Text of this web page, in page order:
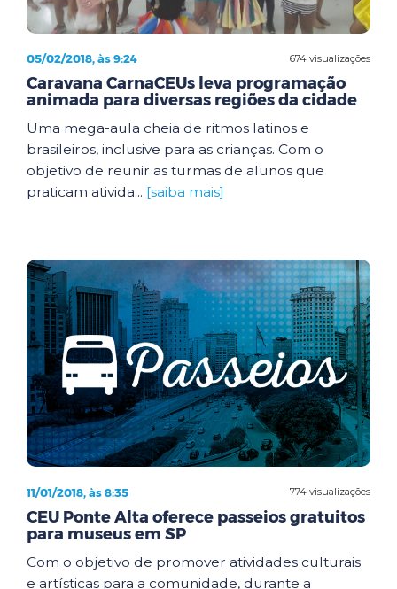
674 visualizações
05/02/2018, às 9:24
Caravana CarnaCEUs leva programação
animada para diversas regiões da cidade
Uma mega-aula cheia de ritmos latinos e
brasileiros, inclusive para as crianças. Com o
objetivo de reunir as turmas de alunos que
praticam ativida... [saiba mais]
774 visualizações
11/01/2018, às 8:35
CEU Ponte Alta oferece passeios gratuitos
para museus em SP
Com o objetivo de promover atividades culturais
e artísticas para a comunidade, durante a